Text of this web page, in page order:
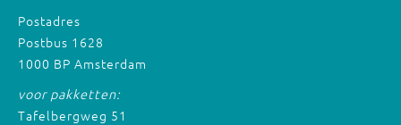
Postadres
Postbus 1628
1000 BP Amsterdam
voor pakketten:
Tafelbergweg 51